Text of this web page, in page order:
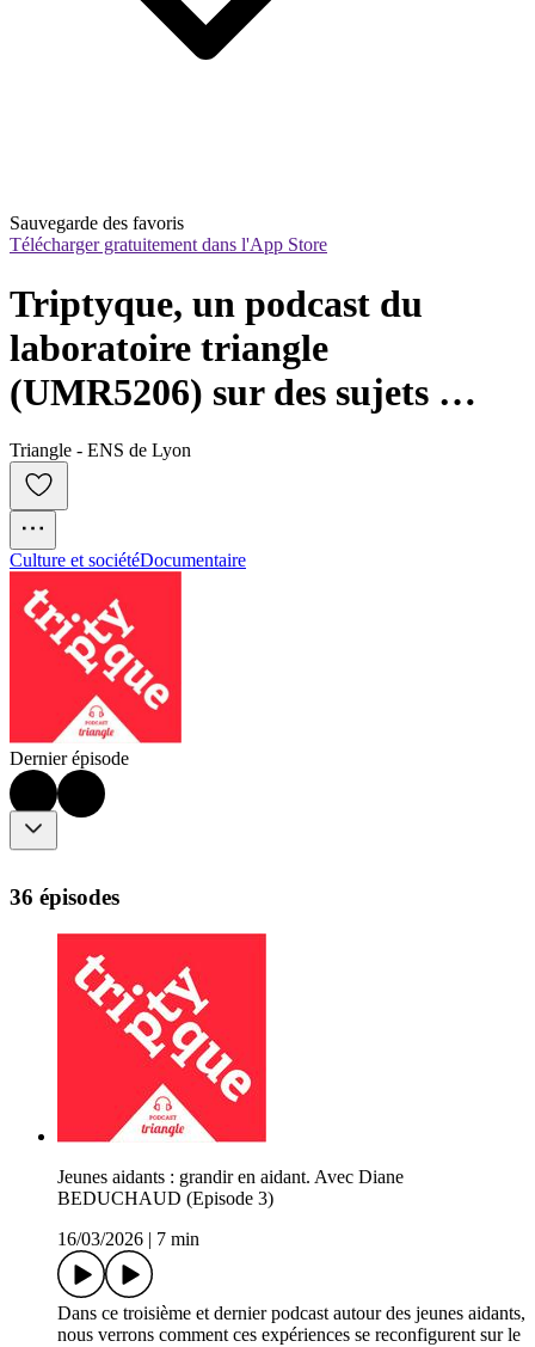
Sauvegarde des favoris
Télécharger gratuitement dans l'App Store
Triptyque, un podcast du
laboratoire triangle
(UMR5206) sur des sujets
d'actualité
Triangle - ENS de Lyon
Culture et sociétéDocumentaire
Dernier épisode
36 épisodes
Jeunes aidants : grandir en aidant. Avec Diane
BEDUCHAUD (Episode 3)
16/03/2026 | 7 min
Dans ce troisième et dernier podcast autour des jeunes aidants,
nous verrons comment ces expériences se reconfigurent sur le